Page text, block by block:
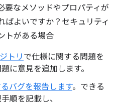
要なメソッドやプロパティが
ばよいですか？セキュリティ
トがある場合
トリで仕様に関する問題を
に意見を追加します。
バグを報告します。できる
順を記載し、